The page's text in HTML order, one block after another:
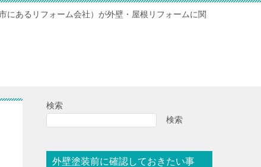
にあるリフォーム会社）が外壁・屋根リフォームに関
検索
検索
外壁塗装前に確認しておきたい事